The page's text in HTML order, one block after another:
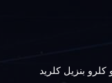
کلرو بنزیل کلرید